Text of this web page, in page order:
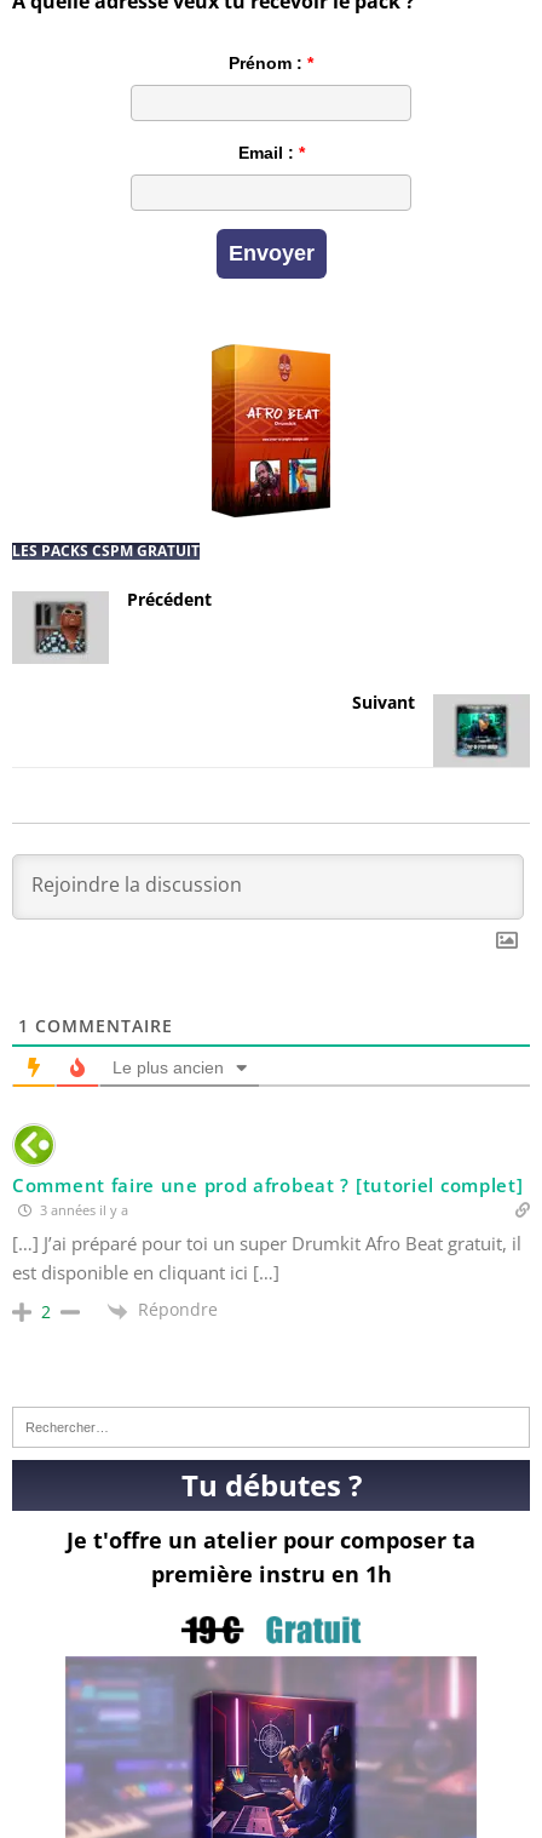
Prénom :
Email :
Envoyer
LES PACKS CSPM GRATUIT
Précédent
Suivant
1 COMMENTAIRE
Le plus ancien
Comment faire une prod afrobeat ? [tutoriel complet]
3 années il y a
[…] J’ai préparé pour toi un super Drumkit Afro Beat gratuit, il
est disponible en cliquant ici […]
2 Répondre
Tu débutes ?
Je t'offre un atelier pour composer ta
première instru en 1h